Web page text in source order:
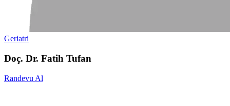
Geriatri
Doç. Dr. Fatih Tufan
Randevu Al